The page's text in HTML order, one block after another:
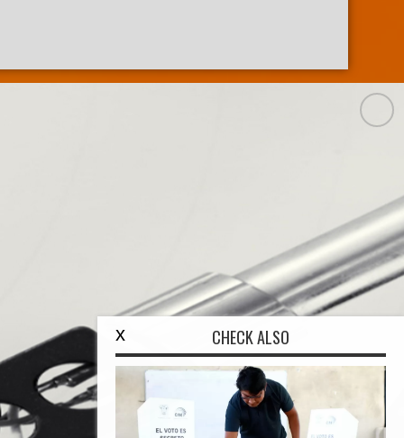
x CHECK ALSO